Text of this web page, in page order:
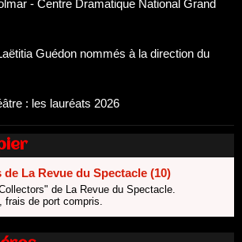
Guédon nommés à la direction du
: les lauréats 2026
Écrire pour le cirque, les lauréats 2026 !
SACD 2026
Fonds Grandes Formes Théâtre 2026
Gennevilliers - CDN
La Revue du Spectacle (10)
de La Revue du Spectacle.
frais de port compris.